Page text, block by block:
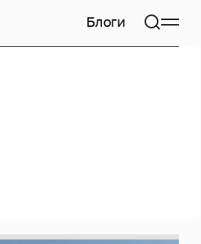
Блоги